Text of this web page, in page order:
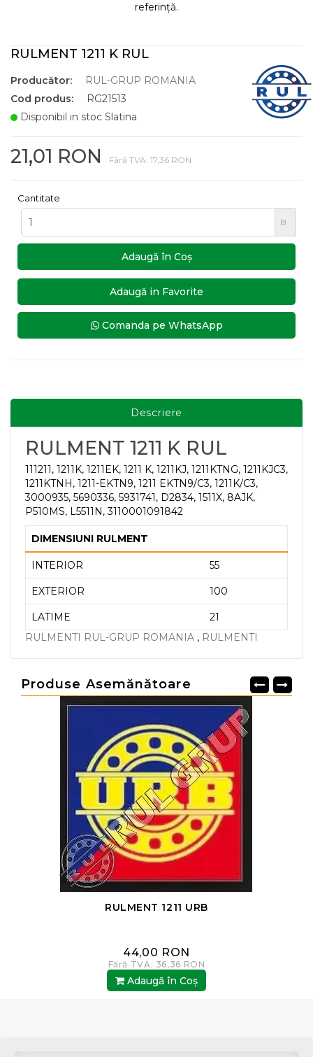
referință.
RULMENT 1211 K RUL
Producător:
RUL-GRUP ROMANIA
Cod produs:
RG21513
Disponibil in stoc Slatina
21,01 RON Fără TVA: 17,36 RON
Cantitate
B
Adaugă în Coş
Adaugă in Favorite
Comanda pe WhatsApp
Descriere
RULMENT 1211 K RUL
111211, 1211K, 1211EK, 1211 K, 1211KJ, 1211KTNG, 1211KJC3,
1211KTNH, 1211-EKTN9, 1211 EKTN9/C3, 1211K/C3,
3000935, 5690336, 5931741, D2834, 1511X, 8AJK,
P510MS, L5511N, 3110001091842
DIMENSIUNI RULMENT
INTERIOR 55
EXTERIOR 100
LATIME
21
RULMENTI RUL-GRUP ROMANIA , RULMENTI
Produse Asemănătoare
RULMENT 1211 URB
44,00 RON
Fără TVA: 36,36 RON
Adaugă în Coş